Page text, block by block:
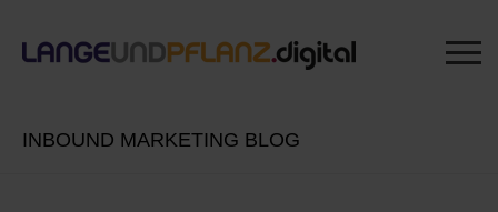
INBOUND MARKETING BLOG